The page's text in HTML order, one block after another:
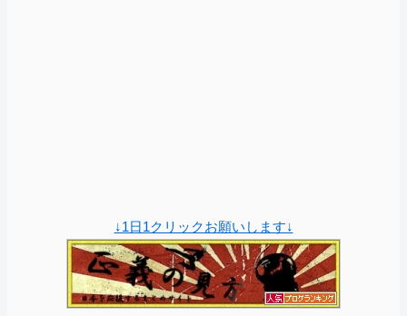
↓1日1クリックお願いします↓